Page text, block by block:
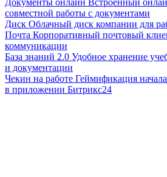
Документы онлайн Встроенный
совместной работы с документами
Диск Облачный диск компании для
Почта Корпоративный почтовый
коммуникации
База знаний 2.0 Удобное хранение
и документации
Чекин на работе Геймификация
в приложении Битрикс24